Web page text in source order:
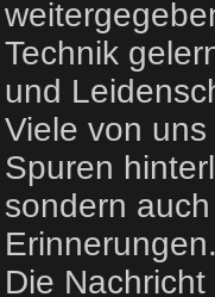
Technik
und
Viele von
Spuren
sondern
Die